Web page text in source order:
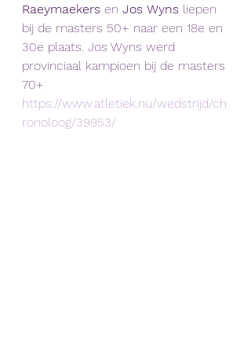
Raeymaekers en Jos Wyns liepen
bij de masters 50+ naar een 18e en
30e plaats. Jos Wyns werd
provinciaal kampioen bij de masters
70+
https://www.atletiek.nu/wedstrijd/ch
ronoloog/39953/